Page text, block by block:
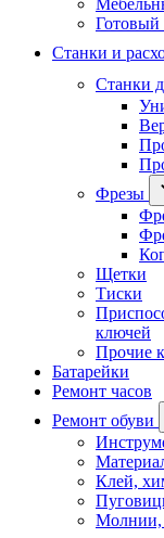
Готовый
Станки и
Станки
Фрезы
Щетки
Тиски
ключей
Прочие
Батарейки
Ремонт часов
Ремонт обуви
Клей,
Молнии,